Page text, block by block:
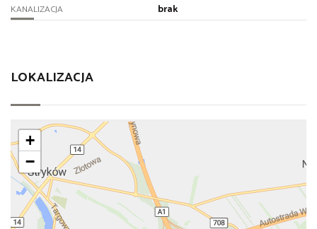
KANALIZACJA brak
LOKALIZACJA
+
−